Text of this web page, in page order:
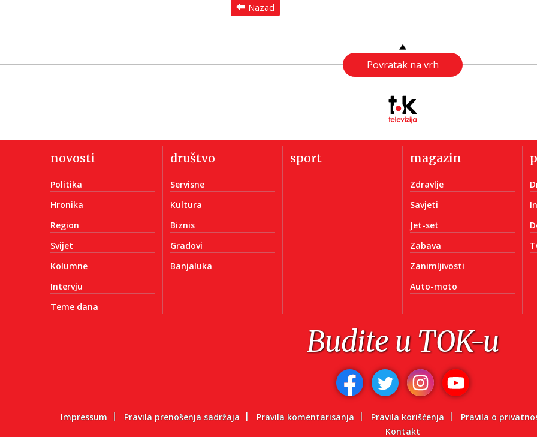
Nazad
Povratak na vrh
novosti
Politika
Hronika
Region
Svijet
Kolumne
Intervju
Teme dana
društvo
Servisne
Kultura
Biznis
Gradovi
Banjaluka
sport magazin
Zdravlje
Savjeti
Jet-set
Zabava
Zanimljivosti
Auto-moto
Budite u TOK-u
Impressum Pravila prenošenja sadržaja Pravila komentarisanja Pravila korišćenja
Pravila o
Kontakt